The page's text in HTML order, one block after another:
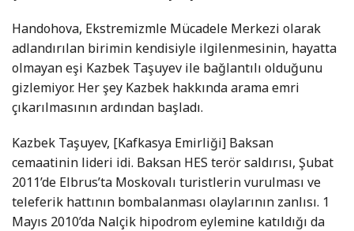
Handohova, Ekstremizmle Mücadele Merkezi olarak
adlandırılan birimin kendisiyle ilgilenmesinin, hayatta
olmayan eşi Kazbek Taşuyev ile bağlantılı olduğunu
gizlemiyor. Her şey Kazbek hakkında arama emri
çıkarılmasının ardından başladı.
Kazbek Taşuyev, [Kafkasya Emirliği] Baksan
cemaatinin lideri idi. Baksan HES terör saldırısı, Şubat
2011’de Elbrus’ta Moskovalı turistlerin vurulması ve
teleferik hattının bombalanması olaylarının zanlısı. 1
Mayıs 2010’da Nalçik hipodrom eylemine katıldığı da